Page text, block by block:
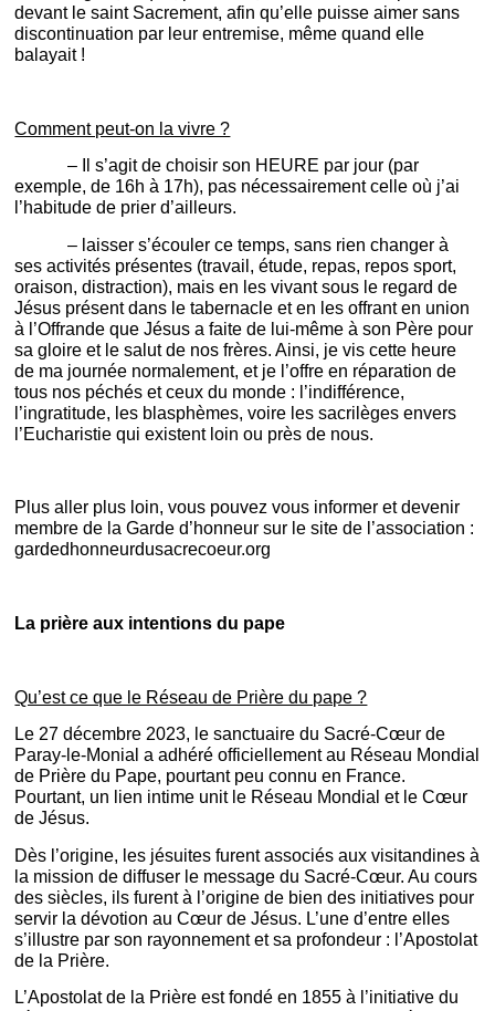
devant le saint Sacrement, afin qu’elle puisse aimer sans
discontinuation par leur entremise, même quand elle
balayait !
Comment peut-on la vivre ?
– Il s’agit de choisir son HEURE par jour (par
exemple, de 16h à 17h), pas nécessairement celle où j’ai
l’habitude de prier d’ailleurs.
– laisser s’écouler ce temps, sans rien changer à
ses activités présentes (travail, étude, repas, repos sport,
oraison, distraction), mais en les vivant sous le regard de
Jésus présent dans le tabernacle et en les offrant en union
à l’Offrande que Jésus a faite de lui-même à son Père pour
sa gloire et le salut de nos frères. Ainsi, je vis cette heure
de ma journée normalement, et je l’offre en réparation de
tous nos péchés et ceux du monde : l’indifférence,
l’ingratitude, les blasphèmes, voire les sacrilèges envers
l’Eucharistie qui existent loin ou près de nous.
Plus aller plus loin, vous pouvez vous informer et devenir
membre de la Garde d’honneur sur le site de l’association :
gardedhonneurdusacrecoeur.org
La prière aux intentions du pape
Qu’est ce que le Réseau de Prière du pape ?
Le 27 décembre 2023, le sanctuaire du Sacré-Cœur de
Paray-le-Monial a adhéré officiellement au Réseau Mondial
de Prière du Pape, pourtant peu connu en France.
Pourtant, un lien intime unit le Réseau Mondial et le Cœur
de Jésus.
Dès l’origine, les jésuites furent associés aux visitandines à
la mission de diffuser le message du Sacré-Cœur. Au cours
des siècles, ils furent à l’origine de bien des initiatives pour
servir la dévotion au Cœur de Jésus. L’une d’entre elles
s’illustre par son rayonnement et sa profondeur : l’Apostolat
de la Prière.
L’Apostolat de la Prière est fondé en 1855 à l’initiative du